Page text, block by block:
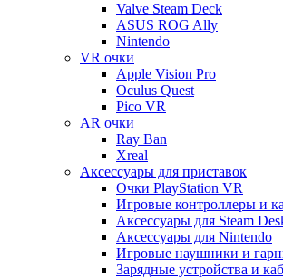
Valve Steam Deck
ASUS ROG Ally
Nintendo
VR очки
Apple Vision Pro
Oculus Quest
Pico VR
AR очки
Ray Ban
Xreal
Аксессуары для приставок
Очки PlayStation VR
Игровые контроллеры и
Аксессуары для Steam
Аксессуары для Nintendo
Игровые наушники и
Зарядные устройства и